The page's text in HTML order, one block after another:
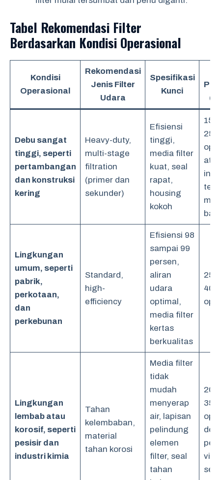
Tabel Rekomendasi Filter
Berdasarkan Kondisi Operasional
Kondisi
Operasional
Rekomendasi
Jenis Filter
Udara
Spesifikasi
Kunci
Debu sangat
tinggi, seperti
pertambangan
dan konstruksi
kering
Heavy-duty,
multi-stage
filtration
(primer dan
sekunder)
Efisiensi
tinggi,
media filter
kuat, seal
rapat,
housing
kokoh
Lingkungan
umum, seperti
pabrik,
perkotaan,
dan
perkebunan
Standard,
high-
efficiency
Efisiensi 98
sampai 99
persen,
aliran
udara
optimal,
media filter
kertas
berkualitas
Lingkungan
lembab atau
korosif, seperti
pesisir dan
industri kimia
Tahan
kelembaban,
material
tahan korosi
Media filter
tidak
mudah
menyerap
air, lapisan
pelindung
elemen
filter, seal
tahan